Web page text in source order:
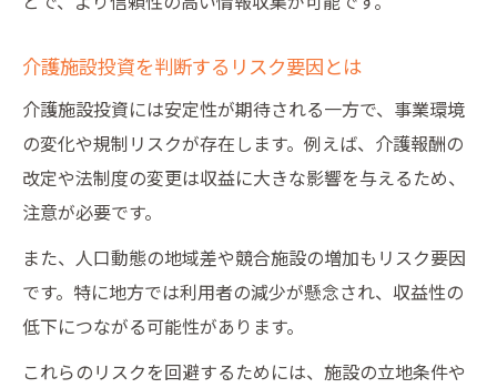
介護施設投資を判断するリスク要因とは
介護施設投資には安定性が期待される一方で、事業環境
の変化や規制リスクが存在します。例えば、介護報酬の
改定や法制度の変更は収益に大きな影響を与えるため、
注意が必要です。
また、人口動態の地域差や競合施設の増加もリスク要因
です。特に地方では利用者の減少が懸念され、収益性の
低下につながる可能性があります。
これらのリスクを回避するためには、施設の立地条件や